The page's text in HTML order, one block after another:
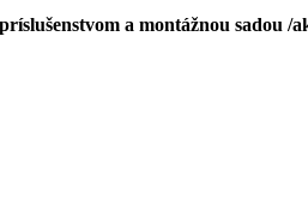
a montážnou